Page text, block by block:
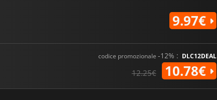
9.97€
codice promozionale -12% : DLC12DEAL
12.25€ 10.78€